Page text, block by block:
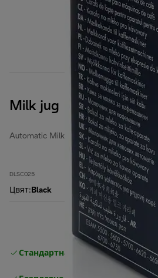
Milk jug
Automatic Milk Jugs
DLSC025
Цвят: Black
Стандартна безплатна доставка